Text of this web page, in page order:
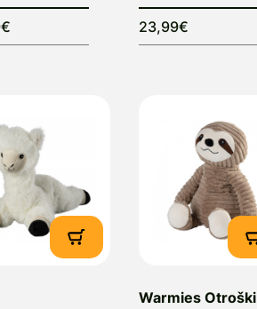
23,99€
Warmies Otroški